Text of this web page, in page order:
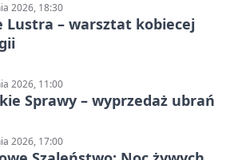
2026, 18:30
Lustra – warsztat kobiecej
2026, 11:00
Sprawy – wyprzedaż ubrań
2026, 17:00